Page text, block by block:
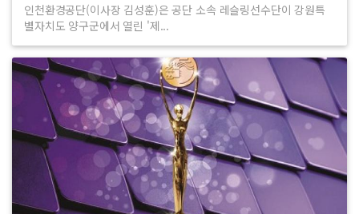
인천환경공단(이사장 김성훈)은 공단 소속 레슬링선수단이 강원특
별자치도 양구군에서 열린 '제...